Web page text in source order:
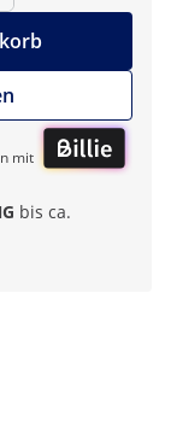
mit
bis ca.